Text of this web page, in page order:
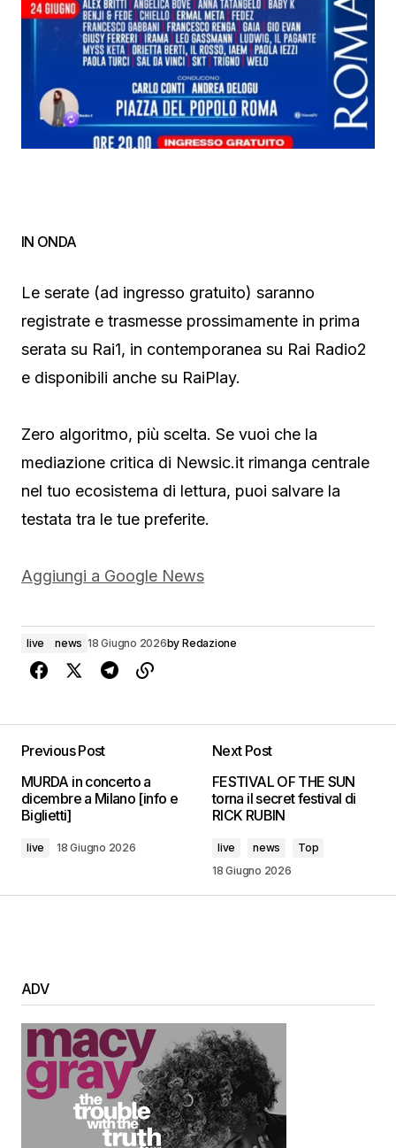
IN ONDA
Le serate (ad ingresso gratuito) saranno
registrate e trasmesse prossimamente in prima
serata su Rai1, in contemporanea su Rai Radio2
e disponibili anche su RaiPlay.
Zero algoritmo, più scelta. Se vuoi che la
mediazione critica di Newsic.it rimanga centrale
nel tuo ecosistema di lettura, puoi salvare la
testata tra le tue preferite.
Aggiungi a Google News
live news 18 Giugno 2026by Redazione
Previous Post
MURDA in concerto a
dicembre a Milano [info e
Biglietti]
live 18 Giugno 2026
Next Post
FESTIVAL OF THE SUN
torna il secret festival di
RICK RUBIN
live news
Top
18 Giugno 2026
ADV